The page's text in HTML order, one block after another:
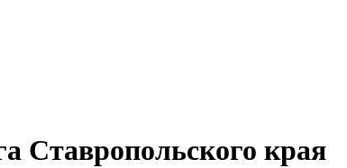
Ставропольского края